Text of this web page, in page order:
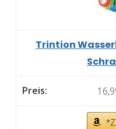
Trintion